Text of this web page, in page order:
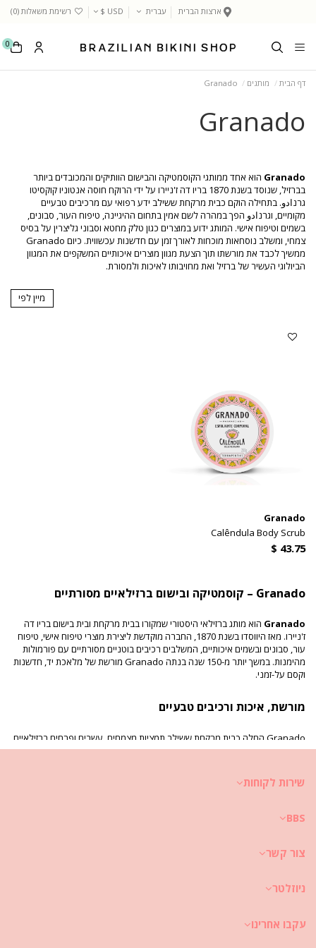
ארצות הברית עברית USD $ רשימת משאלות (0
)
0
דף הבית מותגים Granado
Granado
Granado הוא אחד ממותגי הקוסמטיקה והבישום הוותיקים והמכובדים ביותר
בברזיל, שנוסד בשנת 1870 בריו דה ז'ניירו על ידי הרוקח חוסה אנטוניו קוקסיטו
גרנادو. בתחילה הוקם כבית מרקחת ששילב ידע רפואי עם מרכיבים טבעיים
מקומיים, וגרנادو הפך במהרה לשם אמין בתחום ההיגיינה, טיפוח העור, סבונים,
בשמים וטיפוח אישי. המותג ידוע במוצרים כגון טלק מחטא וסבוני גליצרין על בסיס
צמחי, ומשלב נוסחאות מוכחות לאורך זמן עם חדשנות עכשווית. כיום Granado
ממשיך לכבד את מורשתו תוך הצעת מגוון מוצרים איכותיים המשקפים את המגוון
הביולוגי העשיר של ברזיל ואת מחויבותו לאיכות ולמסורת.
מיין לפי
Granado
Calêndula Body Scrub
Granado – קוסמטיקה ובישום ברזילאיים מסורתיים
Granado הוא מותג ברזילאי היסטורי שמקורו בבית מרקחת ובית בישום בריו דה
ז'ניירו. מאז היווסדו בשנת 1870, החברה מוקדשת ליצירת מוצרי טיפוח אישי, טיפוח
עור, סבונים ובשמים איכותיים, המשלבים רכיבים בוטניים מסורתיים עם פורמולות
מהימנות. במשך יותר מ-150 שנה בנתה Granado מורשת של מלאכת יד, חדשנות
וקסם על-זמני.
מורשת, איכות ורכיבים טבעיים
Granado החלה כבית מרקחת ששילב תמציות מצמחים, עשבים ופרחים ברזילאיים
בתרופות, סבונים ומוצרי טיפוח. המותג הפך לאהוב בקרב המקומיים ואף מונה לספק
שלו, כגון טלק מחטא וסבוני גליצרין על בסיס צמחי, נותרו פופולריות גם כיום
ומשקפות מסורת ויעילות כאחד.
מגוון רחב של מוצרי טיפוח אישי
עור, בשמים, ניחוחות לבית ועוד. מתוך מחויבות לאיכות ולחדשנות, המותג ממשיך
לאהובים על פני דורות.
הכרה ונוכחות בינלאומית
שירות לקוחות
BBS
צור קשר
ניוזלטר
עקבו אחרינו